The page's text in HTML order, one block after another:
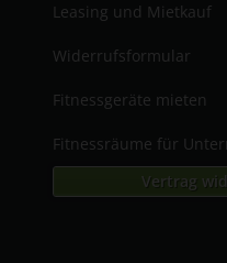
Leasing und Mietkauf
Widerrufsformular
Fitnessgeräte mieten
Fitnessräume für
Vertrag